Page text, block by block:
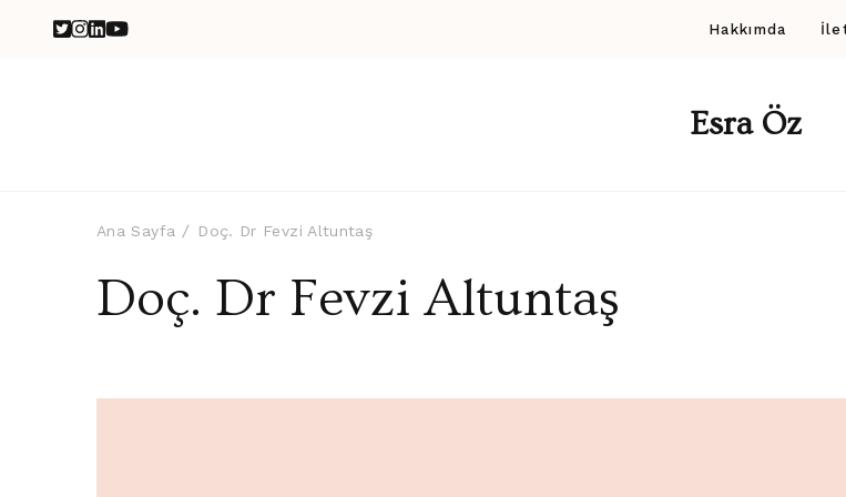
Hakkımda
Esra Öz
Ana Sayfa Doç. Dr Fevzi Altuntaş
Doç. Dr Fevzi Altuntaş